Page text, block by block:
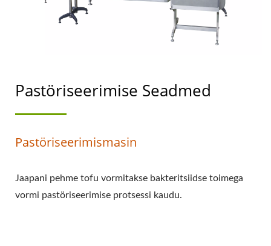
Pastöriseerimise Seadmed
Pastöriseerimismasin
Jaapani pehme tofu vormitakse bakteritsiidse toimega
vormi pastöriseerimise protsessi kaudu.